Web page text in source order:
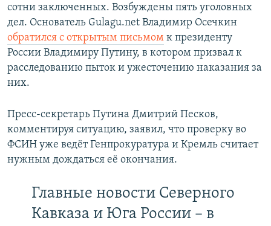
сотни заключенных. Возбуждены пять уголовных
дел. Основатель Gulagu.net Владимир Осечкин
обратился с открытым письмом к президенту
России Владимиру Путину, в котором призвал к
расследованию пыток и ужесточению наказания за
них.
Пресс-секретарь Путина Дмитрий Песков,
комментируя ситуацию, заявил, что проверку во
ФСИН уже ведёт Генпрокуратура и Кремль считает
нужным дождаться её окончания.
Главные новости Северного
Кавказа и Юга России – в